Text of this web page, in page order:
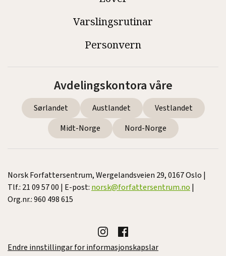
Varslingsrutinar
Personvern
Avdelingskontora våre
Sørlandet Austlandet
Vestlandet
Midt-Norge
Nord-Norge
Norsk Forfattersentrum, Wergelandsveien 29, 0167 Oslo |
Tlf.: 21 09 57 00 | E-post: norsk@forfattersentrum.no |
Org.nr.: 960 498 615
Endre innstillingar for informasjonskapslar